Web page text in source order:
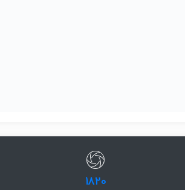
1820